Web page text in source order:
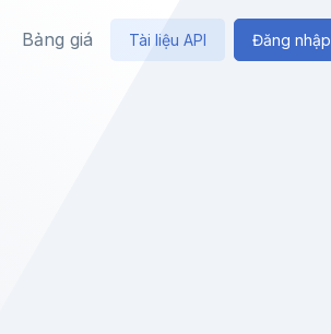
Bảng giá Tài liệu API Đăng nhập